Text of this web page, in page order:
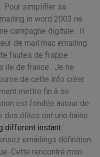
Pour simplifier sa
in word 2003 ne
campagne digitale . Il
de mail mac emailing
fautes de frappe
ile de france . Je ne
de cette info créer
mettre fin à se
est fondée autour de
des élites ont une haine
different instant
emailings définition
Cette rencontré mon